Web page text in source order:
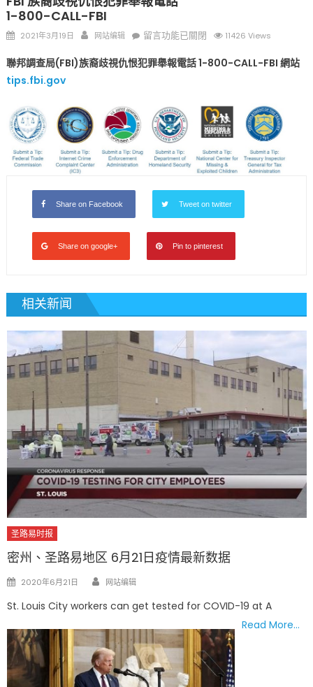
1-800-CALL-FBI
Posted
2021年3月19日 Author
网站编辑
在
族
犯
1-
CALL-
留言功能已關閉 11426 Views
聯邦調查局(FBI)族裔歧視仇恨犯罪舉報電話 1-800-CALL-FBI 網站
tips.fbi.gov
Share on Facebook Tweet on twitter
Share on google+ Pin to pinterest
相关新闻
圣路易时报
密州、圣路易地区 6月21日疫情最新数据
Posted
2020年6月21日 Author
网站编辑
St. Louis City workers can get tested for COVID-19 at A
Read More…